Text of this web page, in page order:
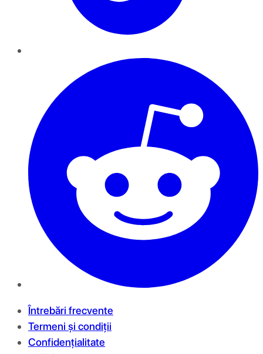
Întrebări frecvente
Termeni și condiții
Confidențialitate